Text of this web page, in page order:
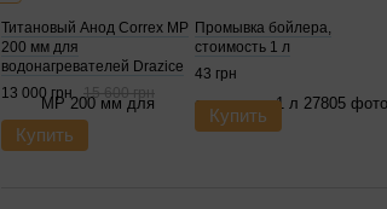
Титановый Анод Correx MP
200 мм для
водонагревателей Drazice
13 000 грн
15 600 грн
Купить
Промывка бойлера,
стоимость 1 л
43 грн
Купить